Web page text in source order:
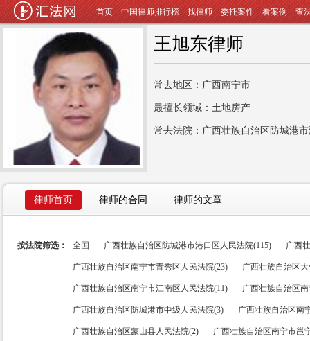
首页 中国律师排行榜 找律师 委托案件 看案例 查
王旭东律师
常去地区：广西南宁市
最擅长领域：土地房产
常去法院：广西壮族自治区防城港
律师首页 律师的合同 律师的文章
按法院筛选： 全国 广西壮族自治区防城港市港口区人民法院(115) 广西
广西壮族自治区南宁市青秀区人民法院(23) 广西壮族自治区
广西壮族自治区南宁市江南区人民法院(11) 广西壮族自治区
广西壮族自治区防城港市中级人民法院(3) 广西壮族自治区南
广西壮族自治区蒙山县人民法院(2) 广西壮族自治区南宁市邕